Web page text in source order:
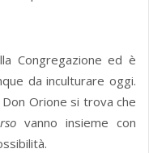
Congregazione ed è
da inculturare oggi.
Orione si trova che
vanno insieme con